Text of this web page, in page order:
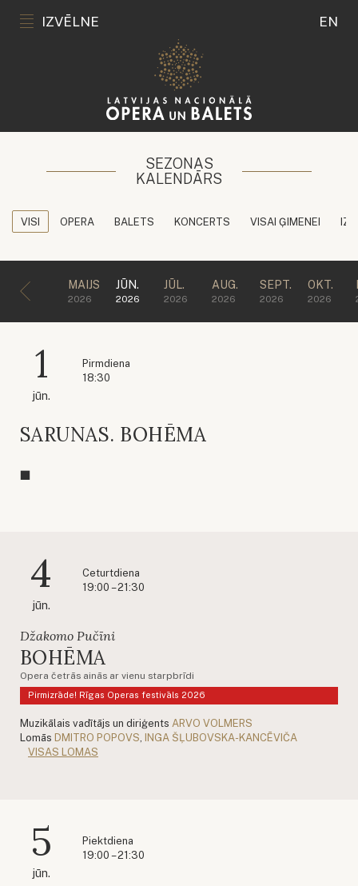
IZVĒLNE EN
SEZONAS
KALENDĀRS
VISI OPERA BALETS KONCERTS VISAI ĢIMENEI
MAIJS
2026
JŪN.
2026
JŪL.
2026
AUG.
2026
SEPT.
2026
OKT.
2026
1
jūn.
Pirmdiena
18:30
SARUNAS. BOHĒMA
4
jūn.
Ceturtdiena
19:00 – 21:30
Džakomo Pučīni
BOHĒMA
Opera četrās ainās ar vienu starpbrīdi
Pirmizrāde! Rīgas Operas festivāls 2026
Muzikālais vadītājs un diriģents ARVO VOLMERS
Lomās DMITRO POPOVS INGA ŠĻUBOVSKA-KANCĒVIČA
VISAS LOMAS
5
jūn.
Piektdiena
19:00 – 21:30